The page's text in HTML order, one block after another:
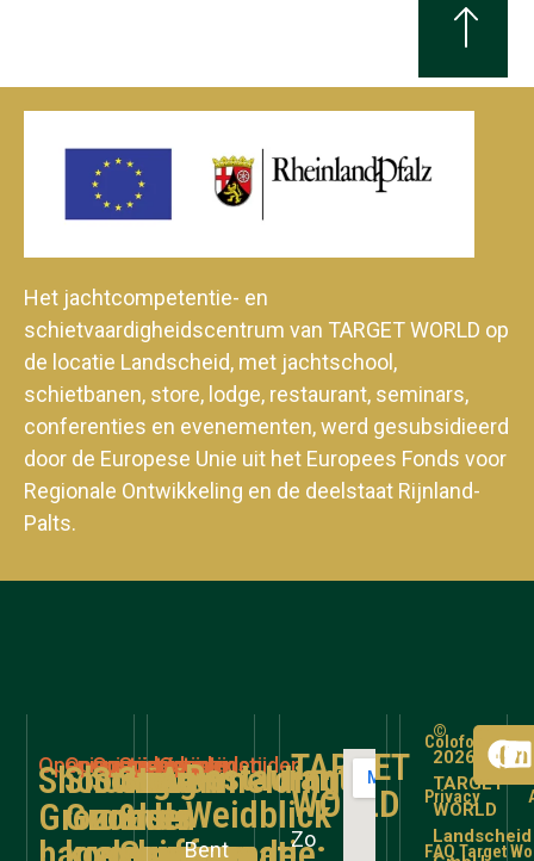
Het jachtcompetentie- en
schietvaardigheidscentrum van TARGET WORLD op
de locatie Landscheid, met jachtschool,
schietbanen, store, lodge, restaurant, seminars,
conferenties en evenementen, werd gesubsidieerd
door de Europese Unie uit het Europees Fonds voor
Regionale Ontwikkeling en de deelstaat Rijnland-
Palts.
Openingstijden
Shooting
Grounds
Openingstijden
Shooting
Grounds
Openingstijden
Schieten
zonder
Openingstijden
Store
&
Openingstijden
Aanmelding
en
Restaurant
Weidblick
Bent
TARGET
WORLD
Zo
Colofon
Privacy
FAQ Target
©
2026
TARGET
WORLD
Landscheid